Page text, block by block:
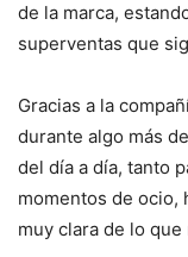
de la marca,
superventas que
Gracias a la
durante algo más
del día a día, tanto
momentos de ocio,
muy clara de lo